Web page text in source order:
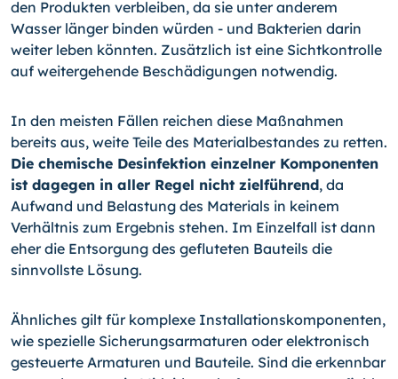
den Produkten ver­bleiben, da sie unter anderem
Wasser länger binden würden - und Bakterien darin
wei­ter leben könnten. Zusätzlich ist eine Sichtkontrolle
auf weitergehende Beschädigun­gen notwendig.
In den meisten Fällen reichen diese Maßnahmen
bereits aus, weite Teile des Material­bestandes zu retten.
Die chemische Desinfektion einzelner Komponenten
ist da­gegen in aller Regel nicht zielführend, da
Aufwand und Belastung des Materials in keinem
Verhältnis zum Ergebnis stehen. Im Einzelfall ist dann
eher die Entsorgung des gefluteten Bauteils die
sinnvollste Lösung.
Ähnliches gilt für komplexe Installationskomponenten,
wie spezielle Sicherungsarma­turen oder elektronisch
gesteuerte Armaturen und Bauteile. Sind die erkennbar